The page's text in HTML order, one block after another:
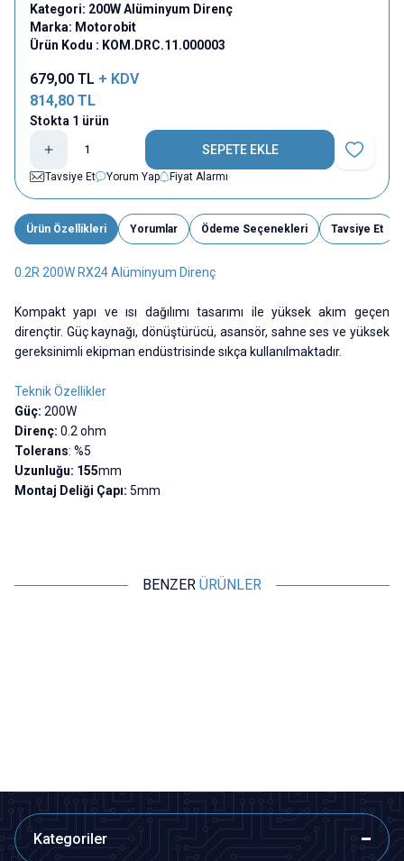
Kategori: 200W Alüminyum Direnç
Marka: Motorobit
Ürün Kodu : KOM.DRC.11.000003
679,00 TL + KDV
814,80 TL
Stokta 1 ürün
SEPETE EKLE
Favoriye
Tavsiye Et
Yorum Yap Fiyat Alarmı
Ürün Özellikleri Yorumlar Ödeme Seçenekleri Tavsiye Et
0.2R 200W RX24 Alüminyum Direnç
Kompakt yapı ve ısı dağılımı tasarımı ile yüksek akım geçen
dirençtir. Güç kaynağı, dönüştürücü, asansör, sahne ses ve yüksek
gereksinimli ekipman endüstrisinde sıkça kullanılmaktadır.
Teknik Özellikler
Güç: 200W
Direnç: 0.2 ohm
Tolerans: %5
Uzunluğu: 155mm
Montaj Deliği Çapı: 5mm
BENZER ÜRÜNLER
Kategoriler